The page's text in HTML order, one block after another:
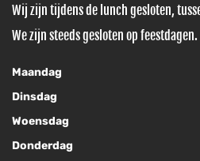
Wij zijn tijdens de lunch gesloten,
We zijn steeds gesloten op feestdagen.
Maandag
Dinsdag
Woensdag
Donderdag